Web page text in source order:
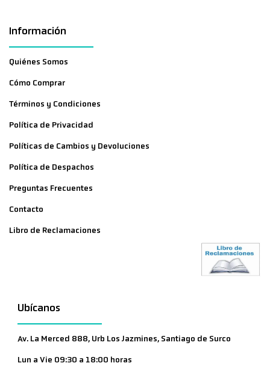
Información
Quiénes Somos
Cómo Comprar
Términos y Condiciones
Política de Privacidad
Políticas de Cambios y Devoluciones
Política de Despachos
Preguntas Frecuentes
Contacto
Libro de Reclamaciones
Ubícanos
Av. La Merced 888, Urb Los Jazmines, Santiago de Surco
Lun a Vie 09:30 a 18:00 horas